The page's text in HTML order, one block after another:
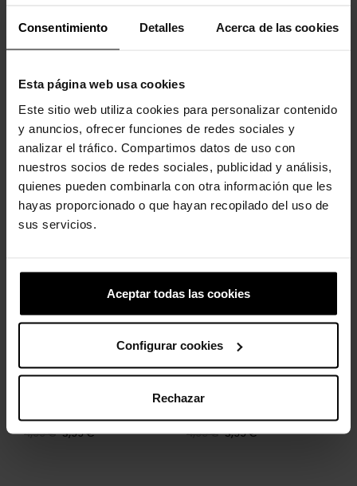
Consentimiento Detalles Acerca de las cookies
Esta página web usa cookies
Este sitio web utiliza cookies para personalizar contenido
y anuncios, ofrecer funciones de redes sociales y
analizar el tráfico. Compartimos datos de uso con
nuestros socios de redes sociales, publicidad y análisis,
quienes pueden combinarla con otra información que les
hayas proporcionado o que hayan recopilado del uso de
sus servicios.
Aceptar todas las cookies
Configurar cookies
Rechazar
Abacate brilhante
4,99 € 3,99 €
Os Smurfs Smurfette
4,99 € 3,99 €
4,99 € 3,99 € 4,99 € 3,99 €